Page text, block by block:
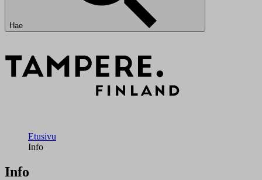
Hae
Etusivu
Info
Info